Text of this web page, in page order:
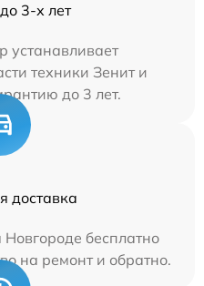
3-х лет
устанавливает
техники Зенит и
до 3 лет.
доставка
бесплатно
на ремонт и обратно.